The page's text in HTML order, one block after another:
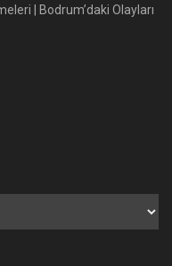
| Bodrum’daki Olayları